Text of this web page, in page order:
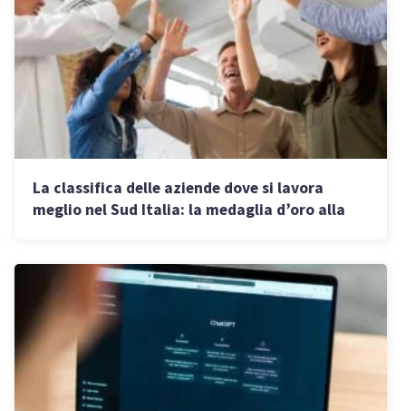
La classifica delle aziende dove si lavora
meglio nel Sud Italia: la medaglia d’oro alla